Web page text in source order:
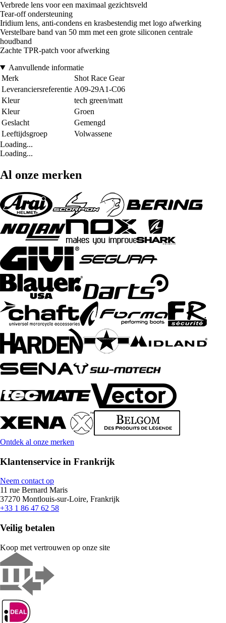
Verbrede lens voor een maximaal gezichtsveld
Tear-off ondersteuning
Iridium lens, anti-condens en krasbestendig met logo afwerking
Verstelbare band van 50 mm met een grote siliconen centrale
houdband
Zachte TPR-patch voor afwerking
Aanvullende informatie
Merk
Shot Race Gear
Leveranciersreferentie A09-29A1-C06
Kleur
tech green/matt
Kleur
Groen
Geslacht
Gemengd
Leeftijdsgroep
Volwassene
Loading...
Loading...
Al onze merken
Ontdek al onze merken
Klantenservice in Frankrijk
Neem contact op
11 rue Bernard Maris
37270 Montlouis-sur-Loire, Frankrijk
+33 1 86 47 62 58
Veilig betalen
Koop met vertrouwen op onze site